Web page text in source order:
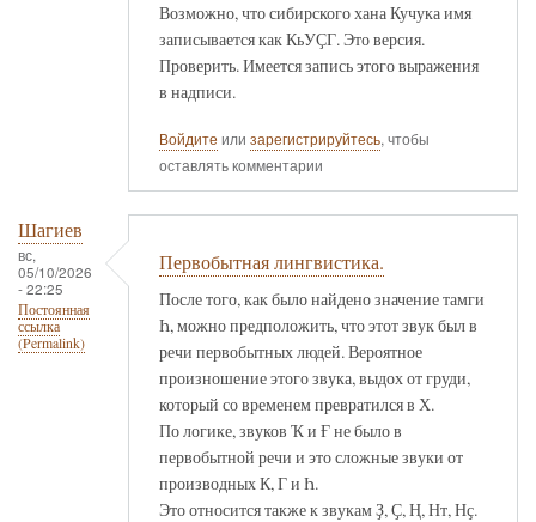
Возможно, что сибирского хана Кучука имя
записывается как КьУҪГ. Это версия.
Проверить. Имеется запись этого выражения
в надписи.
Войдите или зарегистрируйтесь, чтобы
оставлять комментарии
Шагиев
вс,
05/10/2026
- 22:25
Постоянная
ссылка
(Permalink)
Первобытная лингвистика.
После того, как было найдено значение тамги
Һ, можно предположить, что этот звук был в
речи первобытных людей. Вероятное
произношение этого звука, выдох от груди,
который со временем превратился в Х.
По логике, звуков Ҡ и Ғ не было в
первобытной речи и это сложные звуки от
производных К, Г и Һ.
Это относится также к звукам Ҙ, Ҫ, Ң, Нт, Нҫ.